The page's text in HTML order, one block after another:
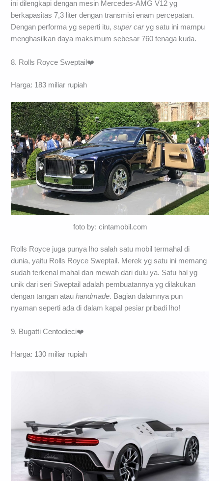
ini dilengkapi dengan mesin Mercedes-AMG V12 yg
berkapasitas 7,3 liter dengan transmisi enam percepatan.
Dengan performa yg seperti itu,super caryg satu ini mampu
menghasilkan daya maksimum sebesar 760 tenaga kuda.
8. Rolls Royce Sweptail❤️
Harga: 183 miliar rupiah
foto by: cintamobil.com
Rolls Royce juga punya lho salah satu mobil termahal di
dunia, yaitu Rolls Royce Sweptail. Merek yg satu ini memang
sudah terkenal mahal dan mewah dari dulu ya. Satu hal yg
unik dari seri Sweptail adalah pembuatannya yg dilakukan
dengan tangan atauhandmade. Bagian dalamnya pun
nyaman seperti ada di dalam kapal pesiar pribadi lho!
9. Bugatti Centodieci❤️
Harga: 130 miliar rupiah